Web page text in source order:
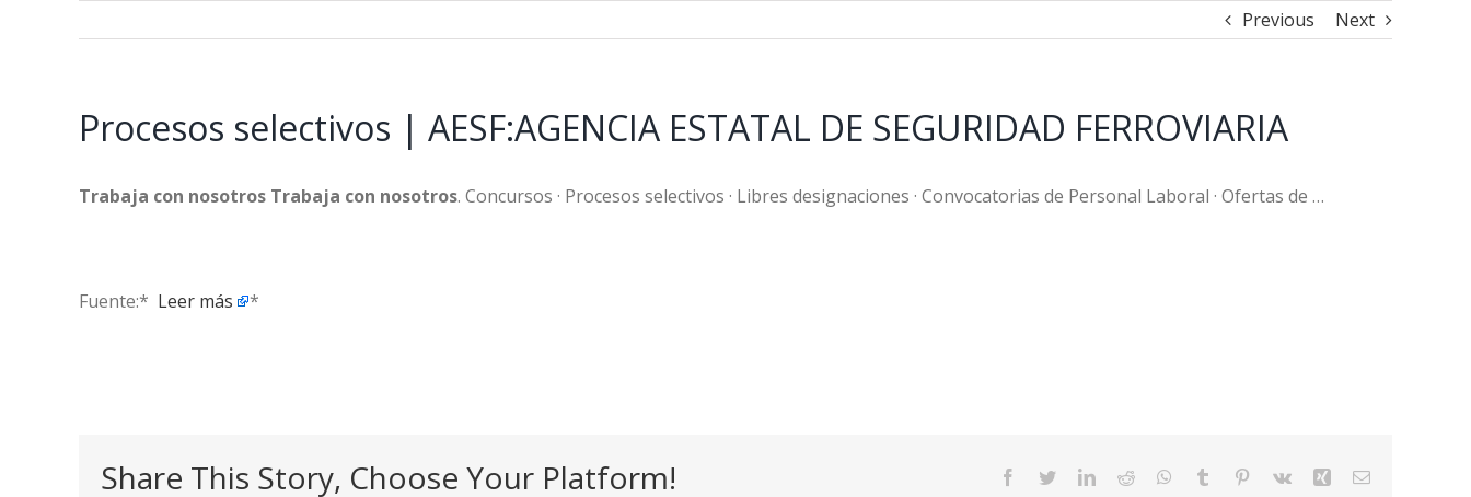
Previous Next
Procesos selectivos | AESF:AGENCIA ESTATAL DE SEGURIDAD FERROVIARIA
Trabaja con nosotros Trabaja con nosotros. Concursos · Procesos selectivos · Libres designaciones · Convocatorias de Personal Laboral · Ofertas de …
Fuente:* ​ Leer más *
Share This Story, Choose Your Platform! Facebook
TwitterLinkedIn
Reddit WhatsApp
Tumblr Pinterest
Vk Xing Email